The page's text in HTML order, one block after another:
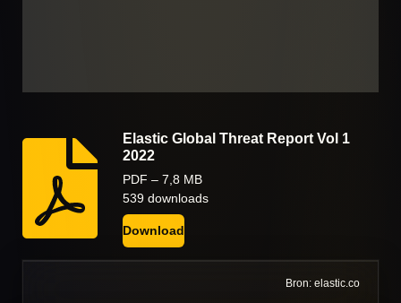
Elastic Global Threat Report Vol 1
2022
PDF – 7,8 MB
539 downloads
Download
Bron: elastic.co